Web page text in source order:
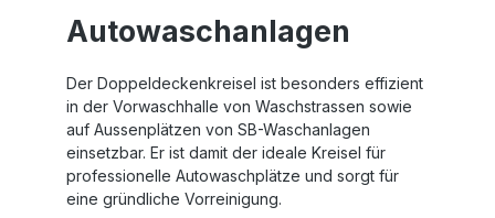
Autowaschanlagen
Der Doppeldeckenkreisel ist besonders effizient
in der Vorwaschhalle von Waschstrassen sowie
auf Aussenplätzen von SB-Waschanlagen
einsetzbar. Er ist damit der ideale Kreisel für
professionelle Autowaschplätze und sorgt für
eine gründliche Vorreinigung.